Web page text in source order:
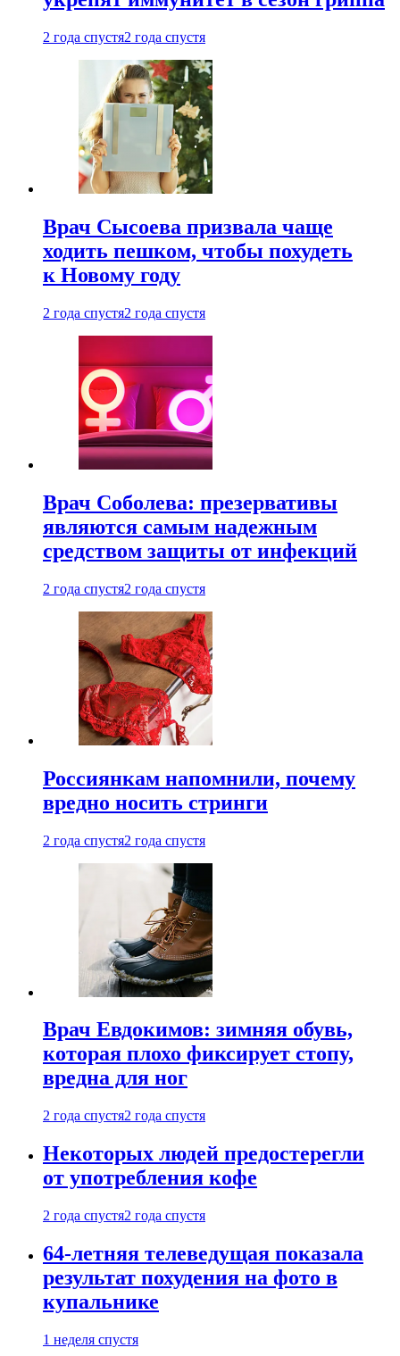
2 года спустя2 года спустя
Врач Сысоева призвала чаще
ходить пешком, чтобы похудеть
к Новому году
2 года спустя2 года спустя
Врач Соболева: презервативы
являются самым надежным
средством защиты от инфекций
2 года спустя2 года спустя
Россиянкам напомнили, почему
вредно носить стринги
2 года спустя2 года спустя
Врач Евдокимов: зимняя обувь,
которая плохо фиксирует стопу,
вредна для ног
2 года спустя2 года спустя
Некоторых людей предостерегли
от употребления кофе
2 года спустя2 года спустя
64-летняя телеведущая показала
результат похудения на фото в
купальнике
1 неделя спустя